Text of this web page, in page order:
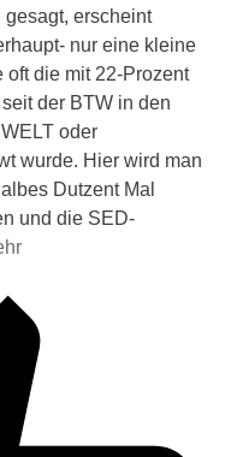
gesagt, erscheint
nur eine kleine
oft die mit 22-Prozent
der BTW in den
oder
wurde. Hier wird man
Dutzent Mal
und die SED-